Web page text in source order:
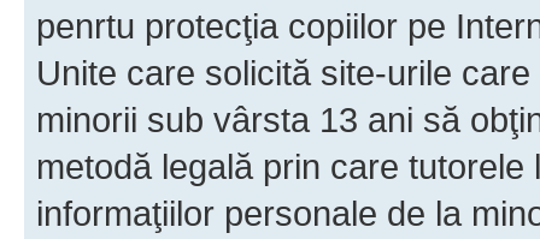
penrtu protecţia copiilor pe
Unite care solicită site-urile
minorii sub vârsta 13 ani să
metodă legală prin care
informaţiilor personale de la